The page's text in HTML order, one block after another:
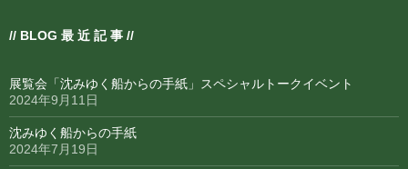
k
ゲ
ー
シ
ョ
// BLOG 最 近 記 事 //
展覧会「沈みゆく船からの手紙」スペシャルトークイベント
2024年9月11日
沈みゆく船からの手紙
2024年7月19日